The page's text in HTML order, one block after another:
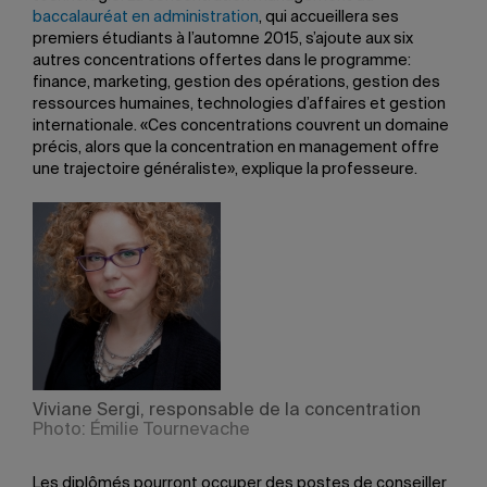
baccalauréat en administration, qui accueillera ses
premiers étudiants à l’automne 2015, s’ajoute aux six
autres concentrations offertes dans le programme:
finance, marketing, gestion des opérations, gestion des
ressources humaines, technologies d’affaires et gestion
internationale. «Ces concentrations couvrent un domaine
précis, alors que la concentration en management offre
une trajectoire généraliste», explique la professeure.
Viviane Sergi, responsable de la concentration
Photo: Émilie Tournevache